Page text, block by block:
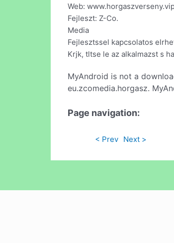
Web:
Fejleszt: Z-Co.
Media
Fejlesztssel kapcsolatos
Krjk, tltse le az alkalmazst s
MyAndroid is not a
eu.zcomedia.horgasz.
Page navigation:
< Prev Next >